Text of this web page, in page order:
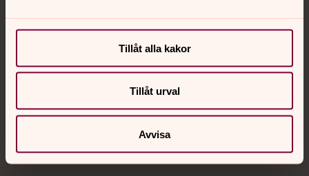
Tillåt alla kakor
Tillåt urval
Avvisa
Hitta snabbt